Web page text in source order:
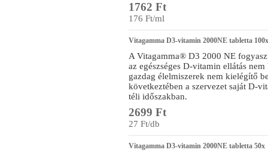
1762 Ft
176 Ft/ml
Vitagamma D3-vitamin 2000NE tabletta 100x
A Vitagamma® D3 2000 NE
az egészséges D-vitamin ellátás
gazdag élelmiszerek nem kielégítő
következtében a szervezet saját D-
téli időszakban.
2699 Ft
27 Ft/db
Vitagamma D3-vitamin 2000NE tabletta 50x